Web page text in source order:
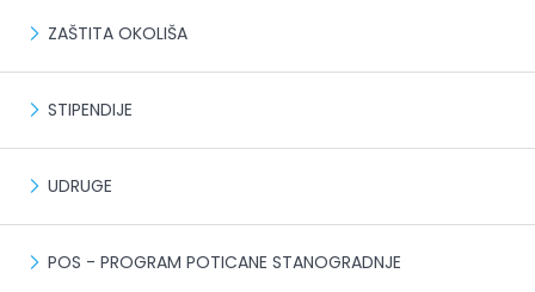
ZAŠTITA OKOLIŠA
STIPENDIJE
UDRUGE
POS - PROGRAM POTICANE STANOGRADNJE